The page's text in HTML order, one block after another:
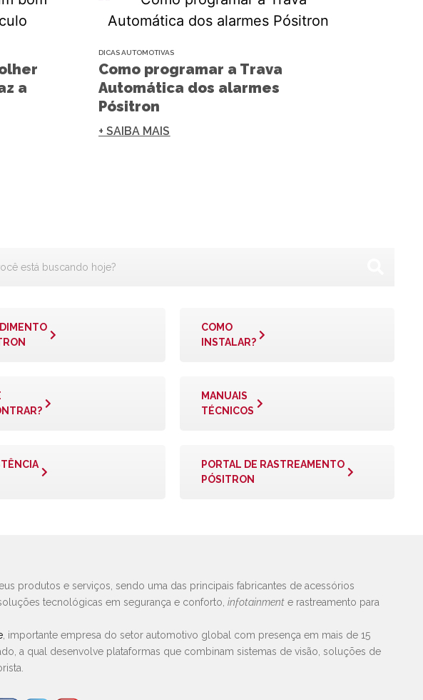
a
DICAS AUTOMOTIVAS
Como programar a Trava
Automática dos alarmes
Pósitron
+ SAIBA MAIS
COMO
INSTALAR?
MANUAIS
TÉCNICOS
PORTAL DE RASTREAMENTO
PÓSITRON
produtos e serviços, sendo uma das principais fabricantes de acessórios
tecnológicas em segurança e conforto,infotainment e rastreamento para
, importante empresa do setor automotivo global com presença em mais de 15
a qual desenvolve plataformas que combinam sistemas de visão, soluções de